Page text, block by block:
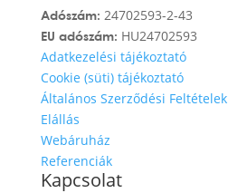
Adószám: 24702593-2-43
EU adószám: HU24702593
Adatkezelési tájékoztató
Cookie (süti) tájékoztató
Általános Szerződési Feltételek
Elállás
Webáruház
Referenciák
Kapcsolat